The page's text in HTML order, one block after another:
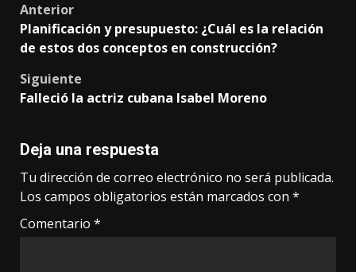
Post
navigation
Anterior
Planificación y presupuesto: ¿Cuál es la relación
de estos dos conceptos en construcción?
Siguiente
Falleció la actriz cubana Isabel Moreno
Deja una respuesta
Tu dirección de correo electrónico no será publicada.
Los campos obligatorios están marcados con *
Comentario *